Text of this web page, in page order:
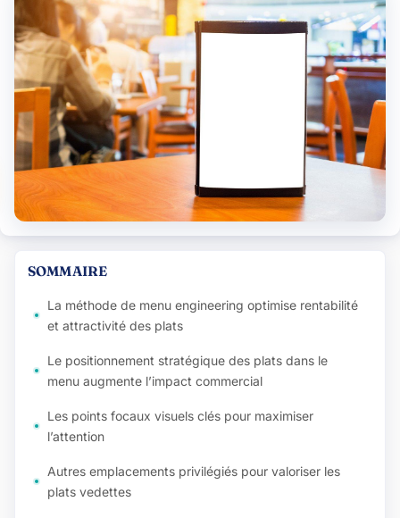
SOMMAIRE
La méthode de menu engineering optimise rentabilité
et attractivité des plats
Le positionnement stratégique des plats dans le
menu augmente l’impact commercial
Les points focaux visuels clés pour maximiser
l’attention
Autres emplacements privilégiés pour valoriser les
plats vedettes